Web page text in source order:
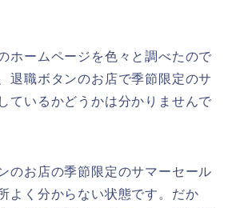
ホームページを色々と調べたので
退職ボタンのお店で季節限定のサ
ているかどうかは分かりませんで
のお店の季節限定のサマーセール
よく分からない状態です。だか